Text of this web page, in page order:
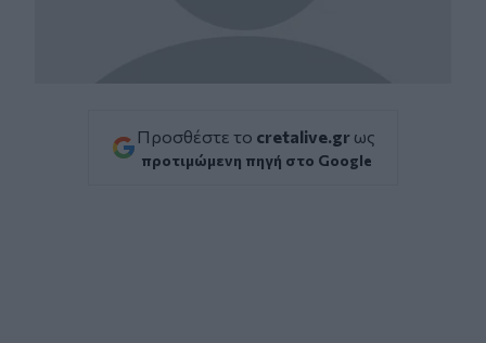
Προσθέστε το cretalive.gr ως
προτιμώμενη πηγή στο Google